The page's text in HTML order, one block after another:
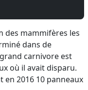
des mammifères les
dans de
carnivore est
où il avait disparu.
en 2016 10 panneaux